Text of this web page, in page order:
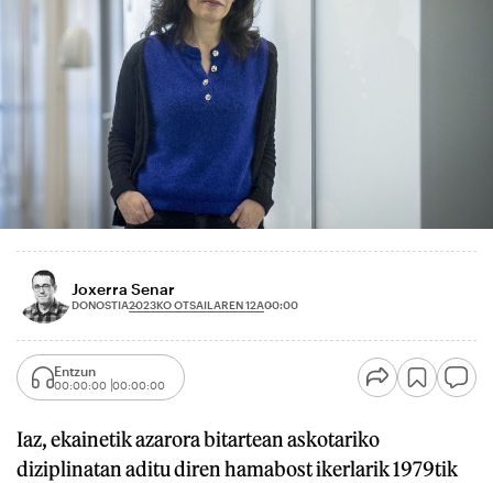
Joxerra Senar
DONOSTIA2023KO OTSAILAREN 12A00:00
Entzun
00:00:00 00:00:00
Iaz, ekainetik azarora bitartean askotariko
diziplinatan aditu diren hamabost ikerlarik 1979tik